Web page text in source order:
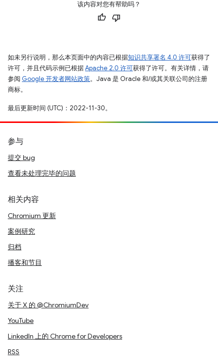
该内容对您有帮助吗？
如未另行说明，那么本页面中的内容已根据知识共享署名 4.0 许可获得了
许可，并且代码示例已根据Apache 2.0 许可获得了许可。有关详情，请
参阅 Google 开发者网站政策。Java 是 Oracle 和/或其关联公司的注册
商标。
最后更新时间 (UTC)：2022-11-30。
参与
提交 bug
查看未处理完毕的问题
相关内容
Chromium 更新
案例研究
归档
播客和节目
关注
关于 X 的 @ChromiumDev
YouTube
LinkedIn 上的 Chrome for Developers
RSS